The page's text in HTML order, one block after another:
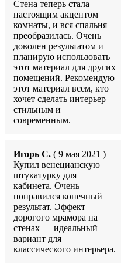
Стена теперь стала
настоящим акцентом
комнаты, и вся спальня
преобразилась. Очень
доволен результатом и
планирую использовать
этот материал для других
помещений. Рекомендую
этот материал всем, кто
хочет сделать интерьер
стильным и
современным.
Игорь С. ( 9 мая 2021 )
Купил венецианскую
штукатурку для
кабинета. Очень
понравился конечный
результат. Эффект
дорогого мрамора на
стенах — идеальный
вариант для
классического интерьера.